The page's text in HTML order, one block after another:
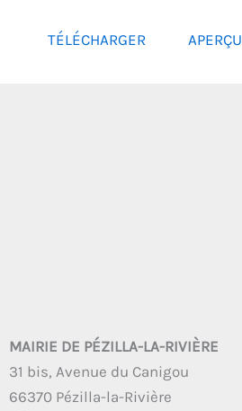
TÉLÉCHARGER APERÇU
MAIRIE DE PÉZILLA-LA-RIVIÈRE
31 bis, Avenue du Canigou
66370 Pézilla-la-Rivière